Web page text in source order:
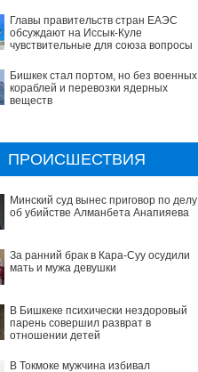
Главы правительств стран ЕАЭС
обсуждают на Иссык-Куле
чувствительные для союза вопросы
Бишкек стал портом, но без военных
кораблей и перевозки ядерных
веществ
ПРОИСШЕСТВИЯ
Минский суд вынес приговор по делу
об убийстве Алманбета Анапияева
За ранний брак в Кара-Суу осудили
мать и мужа девушки
В Бишкеке психически нездоровый
парень совершил разврат в
отношении детей
В Токмоке мужчина избивал